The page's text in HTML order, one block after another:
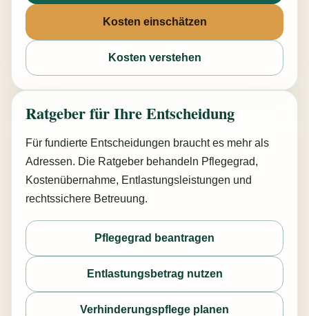
Kosten einschätzen
Kosten verstehen
Ratgeber für Ihre Entscheidung
Für fundierte Entscheidungen braucht es mehr als
Adressen. Die Ratgeber behandeln Pflegegrad,
Kostenübernahme, Entlastungsleistungen und
rechtssichere Betreuung.
Pflegegrad beantragen
Entlastungsbetrag nutzen
Verhinderungspflege planen